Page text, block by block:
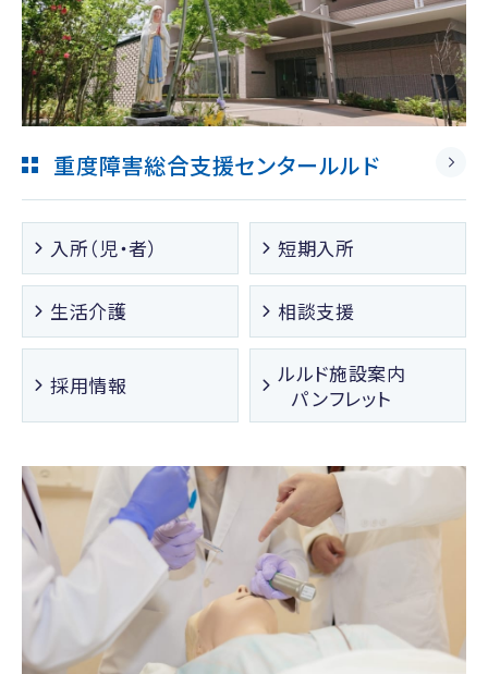
重度障害総合支援センタールルド
入所（児・者） 短期入所
生活介護 相談支援
採用情報
ルルド施設案内
パンフレット